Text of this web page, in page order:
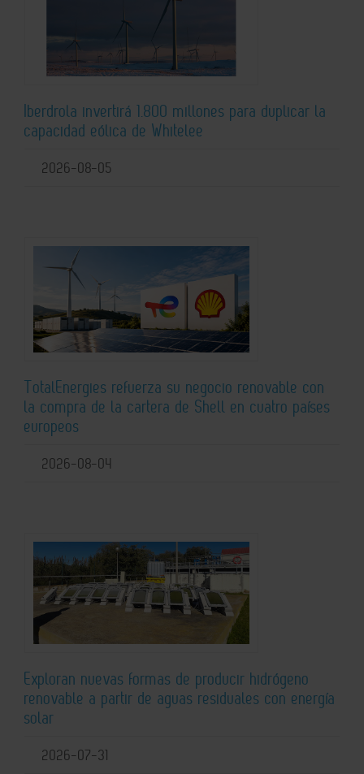
Iberdrola invertirá 1.800 millones para duplicar la
capacidad eólica de Whitelee
2026-08-05
TotalEnergies refuerza su negocio renovable con
la compra de la cartera de Shell en cuatro países
europeos
2026-08-04
Exploran nuevas formas de producir hidrógeno
renovable a partir de aguas residuales con energía
solar
2026-07-31